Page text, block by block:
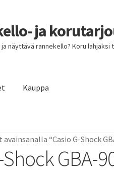
ja
näyttävä rannekello? Koru lahjaksi
Kauppa
“Casio G-Shock
Shock GBA-